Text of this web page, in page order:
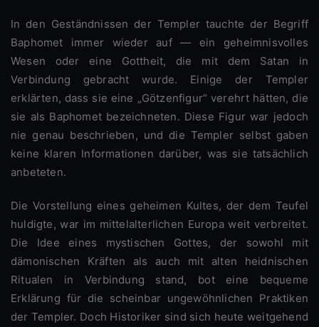
In den Geständnissen der Templer tauchte der Begriff
Baphomet immer wieder auf — ein geheimnisvolles
Wesen oder eine Gottheit, die mit dem Satan in
Verbindung gebracht wurde. Einige der Templer
erklärten, dass sie eine „Götzenfigur“ verehrt hätten, die
sie als Baphomet bezeichneten. Diese Figur war jedoch
nie genau beschrieben, und die Templer selbst gaben
keine klaren Informationen darüber, was sie tatsächlich
anbeteten.
Die Vorstellung eines geheimen Kultes, der dem Teufel
huldigte, war im mittelalterlichen Europa weit verbreitet.
Die Idee eines mystischen Gottes, der sowohl mit
dämonischen Kräften als auch mit alten heidnischen
Ritualen in Verbindung stand, bot eine bequeme
Erklärung für die scheinbar ungewöhnlichen Praktiken
der Templer. Doch Historiker sind sich heute weitgehend